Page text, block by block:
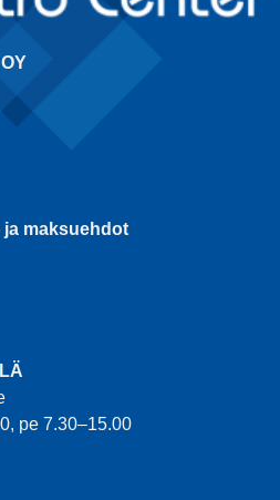
maksuehdot
pe 7.30–15.00